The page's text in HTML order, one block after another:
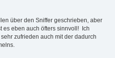
über den Sniffer geschrieben, aber
es eben auch öfters sinnvoll! Ich
zufrieden auch mit der dadurch